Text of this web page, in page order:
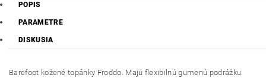
POPIS
PARAMETRE
DISKUSIA
Barefoot kožené topánky Froddo. Majú flexibilnú gumenú podrážku.